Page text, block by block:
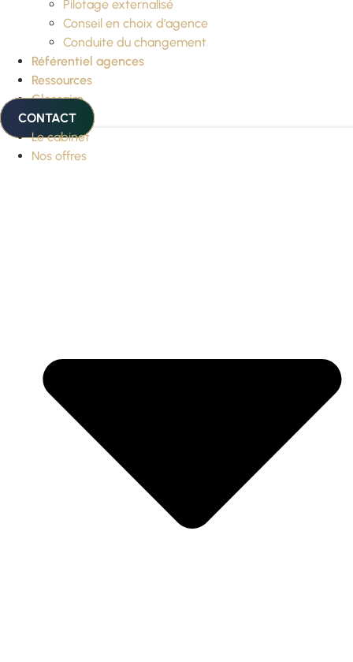
Pilotage externalisé
Conseil en choix d’agence
Conduite du changement
Référentiel agences
Ressources
Glossaire
CONTACT
Le cabinet
Nos offres